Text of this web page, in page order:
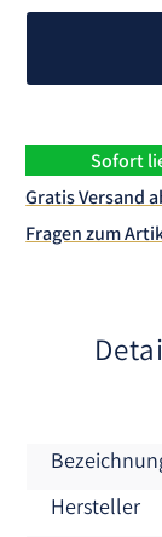
Sofort
Gratis Versand
Fragen zum
Hersteller